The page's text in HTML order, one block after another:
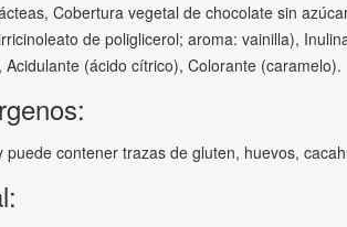
Cobertura vegetal de chocolate sin
de poliglicerol; aroma: vainilla),
(ácido cítrico), Colorante (caramelo).
contener trazas de gluten, huevos,